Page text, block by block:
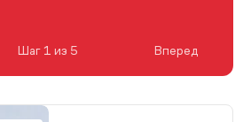
Шаг 1 из 5 Вперед